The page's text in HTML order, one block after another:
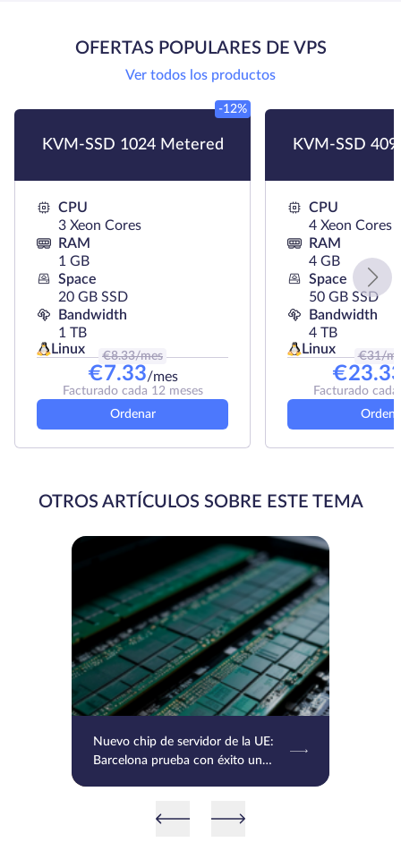
OFERTAS POPULARES DE VPS
Ver todos los productos
KVM-SSD 1024 Metered
-12%
CPU
3 Xeon Cores
RAM
1 GB
Space
20 GB SSD
Bandwidth
1 TB
Linux
€8.33/mes
€7.33/mes
Facturado cada 12 meses
Ordenar
KVM-SSD
CPU
4 Xeon Cores
RAM
4 GB
Space
50 GB SSD
Bandwidth
4 TB
Linux
€31/
€
Facturado
OTROS ARTÍCULOS SOBRE ESTE TEMA
Nuevo chip de servidor de la UE:
Barcelona prueba con éxito un